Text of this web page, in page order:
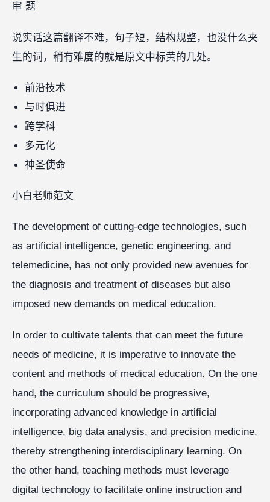
审 题
说实话这篇翻译不难，句子短，结构规整，也没什么夹
生的词，稍有难度的就是原文中标黄的几处。
前沿技术
与时俱进
跨学科
多元化
神圣使命
小白老师范文
The development of cutting-edge technologies, such
as artificial intelligence, genetic engineering, and
telemedicine, has not only provided new avenues for
the diagnosis and treatment of diseases but also
imposed new demands on medical education.
In order to cultivate talents that can meet the future
needs of medicine, it is imperative to innovate the
content and methods of medical education. On the one
hand, the curriculum should be progressive,
incorporating advanced knowledge in artificial
intelligence, big data analysis, and precision medicine,
thereby strengthening interdisciplinary learning. On
the other hand, teaching methods must leverage
digital technology to facilitate online instruction and